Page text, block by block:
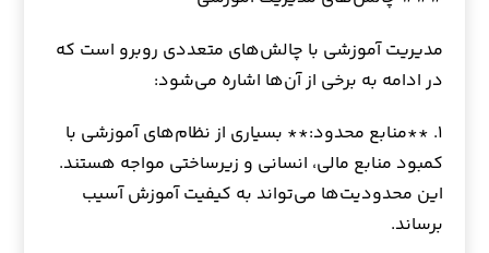
مدیریت آموزشی با چالش‌های متعددی روبرو است که
در ادامه به برخی از آن‌ها اشاره می‌شود:
۱. **منابع محدود:** بسیاری از نظام‌های آموزشی با
کمبود منابع مالی، انسانی و زیرساختی مواجه هستند.
این محدودیت‌ها می‌تواند به کیفیت آموزش آسیب
برساند.